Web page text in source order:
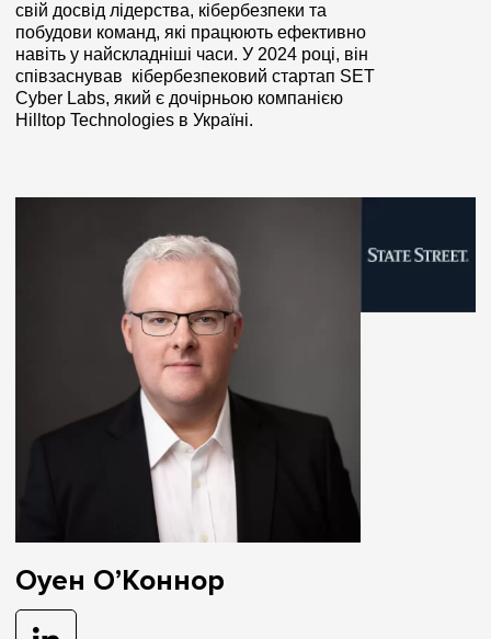
свій досвід лідерства, кібербезпеки та
побудови команд, які працюють ефективно
навіть у найскладніші часи. У 2024 році, він
співзаснував кібербезпековий стартап SET
Cyber Labs, який є дочірньою компанією
Hilltop Technologies в Україні.
Оуен О’Коннор